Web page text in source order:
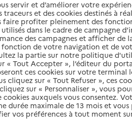
et services autour de
servir et d’améliorer votre
traceurs et des cookies destinés à
faire profiter pleinement des
utilisés dans le cadre de campagne
des campagnes et afficher de
fonction de votre navigation et de
la partie sur notre politique
« Tout Accepter », l’éditeur du
ces cookies sur votre terminal
cliquez sur « Tout Refuser », ces
sur « Personnaliser », vous
auxquels vous consentez.
durée maximale de 13 mois et
vos préférences à tout moment